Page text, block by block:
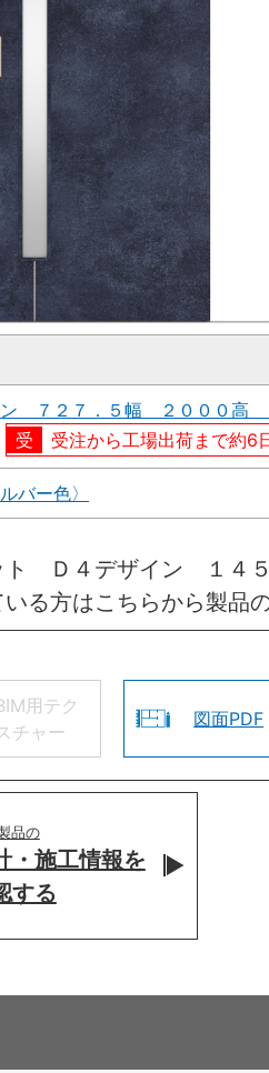
７２７．５幅 ２０００高
受注から工場出荷まで約6
ー色〉
Ｄ４デザイン １４
る方はこちらから製品
用テク
チャー
図面PDF
品の
・施工情報を
する